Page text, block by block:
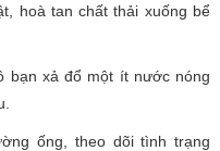
hoà tan chất thải xuống bể
bạn xả đổ một ít nước nóng
ống, theo dõi tình trạng